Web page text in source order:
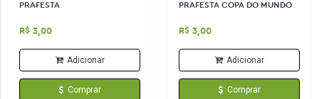
PRAFESTA
R$ 3,00
Adicionar
Comprar
PRAFESTA COPA DO MUNDO
R$ 3,00
Adicionar
Comprar